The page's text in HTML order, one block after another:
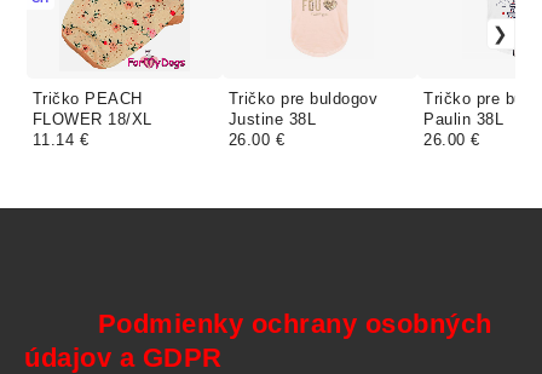
Tričko PEACH
FLOWER 18/XL
11.14 €
Tričko pre buldogov
Justine 38L
26.00 €
Tričko pre
Paulin 38L
26.00 €
Podmienky ochrany osobných
údajov a GDPR